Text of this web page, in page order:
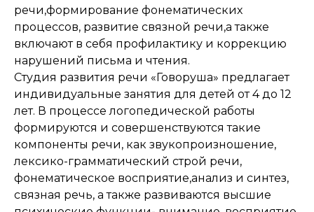
речи,формирование фонематических
процессов, развитие связной речи,а также
включают в себя профилактику и коррекцию
нарушений письма и чтения.
Студия развития речи «Говоруша» предлагает
индивидуальные занятия для детей от 4 до 12
лет. В процессе логопедической работы
формируются и совершенствуются такие
компоненты речи, как звукопроизношение,
лексико-грамматический строй речи,
фонематическое восприятие,анализ и синтез,
связная речь, а также развиваются высшие